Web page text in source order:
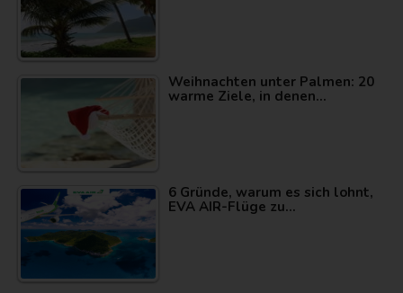
Weihnachten unter Palmen: 20
warme Ziele, in denen…
6 Gründe, warum es sich lohnt,
EVA AIR-Flüge zu…